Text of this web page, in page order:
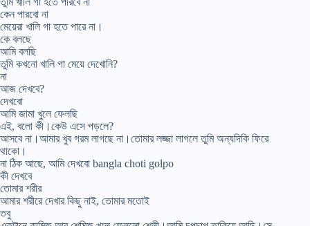
কেন পারবো না
মেয়েরা খালি গা হতে পারে না।
কে বলছে
আমি বলছি
তুমি কখনো খালি গা মেয়ে দেখোনি?
না
আজ দেখবে?
দেখবো
আমি জামা খুলে ফেলছি
এই, বলো কী।কেউ এসে পড়লে?
আসবে না।আমার খুব গরম লাগছে না।তোমার লজ্জা লাগলে তুমি অন্যদিকি ফিরে
থাকো।
না ঠিক আছে, আমি দেখবো bangla choti golpo
কী দেখবে
তোমার শরীর
আমার শরীরে দেখার কিছু নাই, তোমার মতোই
তবু